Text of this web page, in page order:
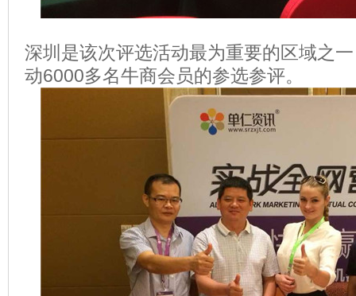
深圳是该次评选活动最为重要的区域之
动6000多名牛商会员的参选参评。